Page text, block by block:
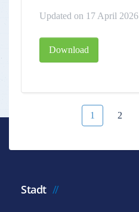
Updated on 17 April 2026
Download
1 2
Stadt